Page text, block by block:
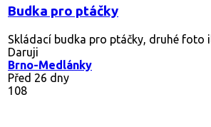
Budka pro ptáčky
Skládací budka pro ptáčky, druhé foto
Daruji
Brno-Medlánky
Před 26 dny
108